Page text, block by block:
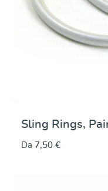
Sling Rings,
Da 7,50 €